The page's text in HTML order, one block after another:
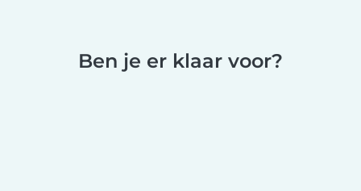
Ben je er klaar voor?